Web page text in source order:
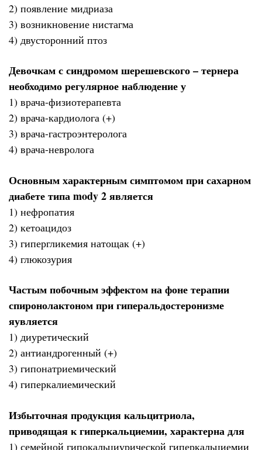
2) появление мидриаза
3) возникновение нистагма
4) двусторонний птоз
Девочкам с синдромом шерешевского – тернера
необходимо регулярное наблюдение у
1) врача-физиотерапевта
2) врача-кардиолога (+)
3) врача-гастроэнтеролога
4) врача-невролога
Основным характерным симптомом при сахарном
диабете типа mody 2 является
1) нефропатия
2) кетоацидоз
3) гипергликемия натощак (+)
4) глюкозурия
Частым побочным эффектом на фоне терапии
спиронолактоном при гиперальдостеронизме
яувляется
1) диуретический
2) антиандрогенный (+)
3) гипонатриемический
4) гиперкалиемический
Избыточная продукция кальцитриола,
приводящая к гиперкальциемии, характерна для
1) семейной гипокальциурической гиперкальциемии